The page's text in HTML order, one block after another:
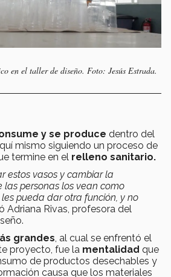
en el taller de diseño. Foto: Jesús Estrada.
y se produce dentro del
mismo siguiendo un proceso de
termine en el relleno sanitario.
estos vasos y cambiar la
personas los vean como
pueda dar otra función, y no
Adriana Rivas, profesora del
grandes, al cual se enfrentó el
proyecto, fue la mentalidad que
de productos desechables y
causa que los materiales